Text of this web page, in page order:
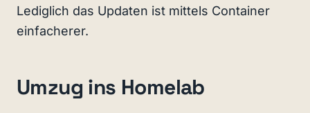
Lediglich das Updaten ist mittels Container
einfacherer.
Umzug ins Homelab